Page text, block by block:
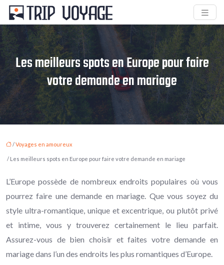
Les meilleurs spots en Europe pour faire
votre demande en mariage
/Voyages en amoureux
/ Les meilleurs spots en Europe pour faire votre demande en mariage
L’Europe possède de nombreux endroits populaires où vous
pourrez faire une demande en mariage. Que vous soyez du
style ultra-romantique, unique et excentrique, ou plutôt privé
et intime, vous y trouverez certainement le lieu parfait.
Assurez-vous de bien choisir et faites votre demande en
mariage dans l’un des endroits les plus romantiques d’Europe.